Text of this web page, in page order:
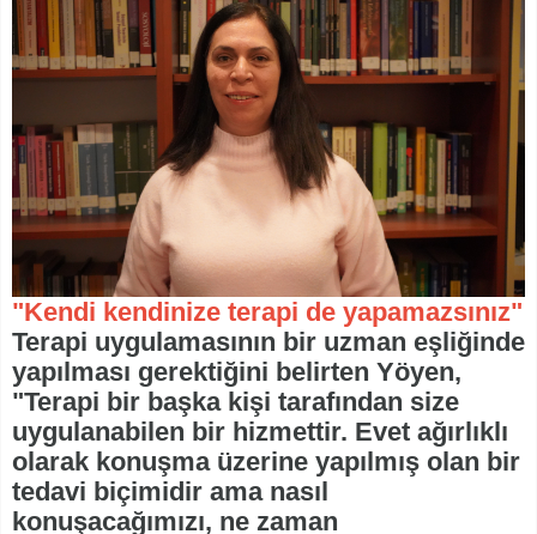
"Kendi kendinize terapi de yapamazsınız"
Terapi uygulamasının bir uzman eşliğinde
yapılması gerektiğini belirten Yöyen,
"Terapi bir başka kişi tarafından size
uygulanabilen bir hizmettir. Evet ağırlıklı
olarak konuşma üzerine yapılmış olan bir
tedavi biçimidir ama nasıl
konuşacağımızı, ne zaman